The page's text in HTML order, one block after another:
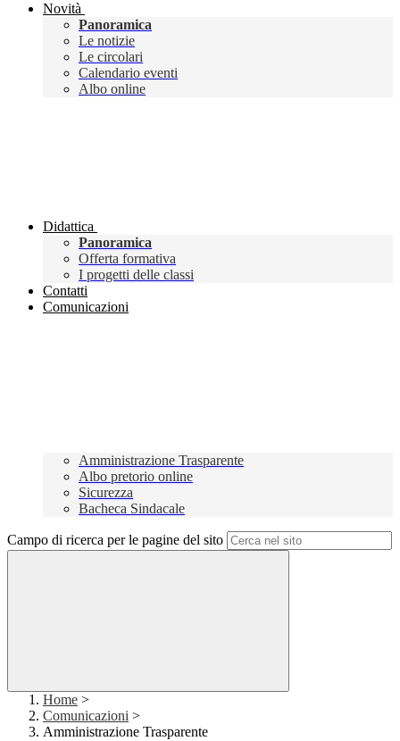
Novità
Panoramica
Le notizie
Le circolari
Calendario eventi
Albo online
Didattica
Panoramica
Offerta formativa
I progetti delle classi
Contatti
Comunicazioni
Amministrazione Trasparente
Albo pretorio online
Sicurezza
Bacheca Sindacale
Campo di ricerca per le pagine del sito
Home >
Comunicazioni >
Amministrazione Trasparente